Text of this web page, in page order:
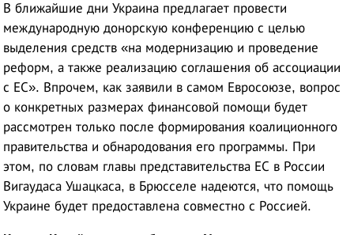
В ближайшие дни Украина предлагает провести
международную донорскую конференцию с целью
выделения средств «на модернизацию и проведение
реформ, а также реализацию соглашения об ассоциации
с ЕС». Впрочем, как заявили в самом Евросоюзе, вопрос
о конкретных размерах финансовой помощи будет
рассмотрен только после формирования коалиционного
правительства и обнародования его программы. При
этом, по словам главы представительства ЕС в России
Вигаудаса Ушацкаса, в Брюсселе надеются, что помощь
Украине будет предоставлена совместно с Россией.